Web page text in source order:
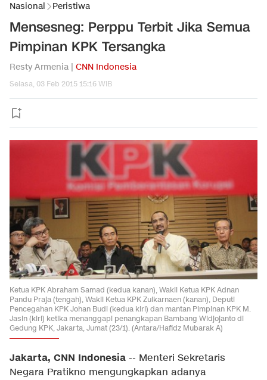
Nasional Peristiwa
Mensesneg: Perppu Terbit Jika Semua
Pimpinan KPK Tersangka
Resty Armenia | CNN Indonesia
Selasa, 03 Feb 2015 15:16 WIB
Ketua KPK Abraham Samad (kedua kanan), Wakil Ketua KPK Adnan
Pandu Praja (tengah), Wakil Ketua KPK Zulkarnaen (kanan), Deputi
Pencegahan KPK Johan Budi (kedua kiri) dan mantan Pimpinan KPK M.
Jasin (kiri) ketika menanggapi penangkapan Bambang Widjojanto di
Gedung KPK, Jakarta, Jumat (23/1). (Antara/Hafidz Mubarak A)
Jakarta, CNN Indonesia -- Menteri Sekretaris
Negara Pratikno mengungkapkan adanya